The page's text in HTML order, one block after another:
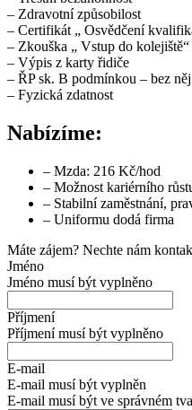
– Zdravotní způsobilost
– Certifikát „ Osvědčení
– Zkouška „ Vstup do kolejiště“
– Výpis z karty řidiče
– ŘP sk. B podmínkou – bez
– Fyzická zdatnost
Nabízíme:
– Mzda: 216 Kč/hod
– Možnost kariérního
– Stabilní zaměstnání,
– Uniformu dodá firma
Máte zájem? Nechte nám
Jméno
Jméno musí být vyplněno
Příjmení
Příjmení musí být vyplněno
E-mail
E-mail musí být vyplněn
E-mail musí být ve správném